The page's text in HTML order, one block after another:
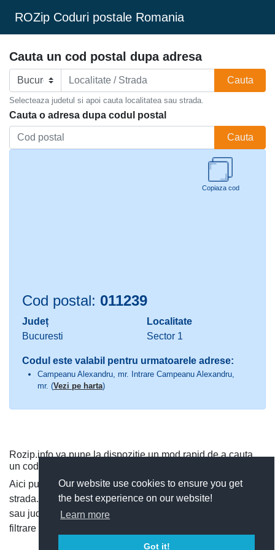
Our website use cookies to ensure you get
the best experience on our website!
Learn more
Got it!
ROZip Coduri postale Romania
Cauta un cod postal dupa adresa
Cauta
Selecteaza judetul si apoi cauta localitatea sau strada.
Cauta o adresa dupa codul postal
Cauta
Cod postal: 011239
Copiaza cod
Județ
Bucuresti
Localitate
Sector 1
Codul este valabil pentru urmatoarele adrese:
Campeanu Alexandru, mr. Intrare Campeanu Alexandru,
mr. (Vezi pe harta)
Rozip.info va pune la dispozitie un mod rapid de a cauta
un cod postal.
Aici puteti cauta dupa judet si localitate, sau direct dupa
strada. Puteti vedea toate codurile postale dintr-o localitate
sau judet, si cauta rapid un cod postal, utilizand functia de
filtrare a codurilor postale.